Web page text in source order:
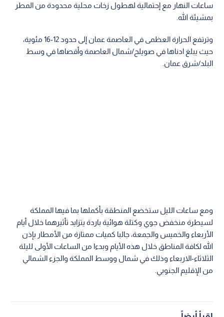
ساعات النهار مع إحتمالية لهطول زخات محلية محدودة من المطر
بمشيئة الله.
وترتفع الحرارة العظمى في العاصمة عمان إلى حدود 12-16 مئوية،
حيث يبلغ ادناها في صويلح/شمال العاصمة وأقصاها في وسط
البلد/شرق عمان.
ومع ساعات الليل ستخضع المنطقة بأكملها بما فيها المملكة
لسيطرة منخفض جوي وكتلة هوائية باردة يتزايد تأثيرهما خلال أيام
الأربعاء والخميس والجمعة، جالبا كميات ممتازة من الأمطار بإذن
الله لكافة المناطق خلال هذه الأيام وبدءا من الساعات الأولى لليلة
الثلاثاء-الاربعاء وذلك في شمال ووسط المملكة والجزء الشمالي
من الإقليم الجنوبي.